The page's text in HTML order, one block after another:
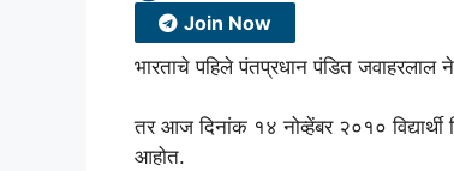
Join Now
भारताचे पहिले पंतप्रधान पंडित जवाहरलाल
तर आज दिनांक १४ नोव्हेंबर २०१०
आहोत.